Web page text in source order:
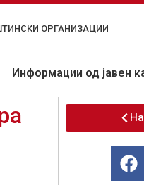
ОРГАНИЗАЦИИ
Информации од јавен